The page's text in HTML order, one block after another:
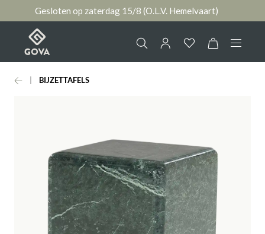
Gesloten op zaterdag 15/8 (O.L.V. Hemelvaart)
Collectie
Merken
Nieuws & Inspiratie
Contact
AANMELDEN
of registreren
BIJZETTAFELS